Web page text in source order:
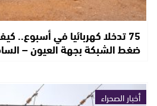
75 تدخلا كهربائيا في أسبوع..
ضغط الشبكة بجهة العيون –
أخبار الصحراء